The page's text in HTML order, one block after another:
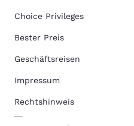
Choice Privileges
Bester Preis
Geschäftsreisen
Impressum
Rechtshinweis